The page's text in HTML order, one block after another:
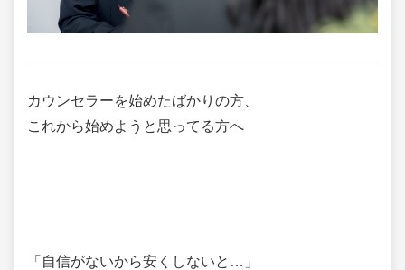
カウンセラーを始めたばかりの方、
これから始めようと思ってる方へ
「自信がないから安くしないと…」